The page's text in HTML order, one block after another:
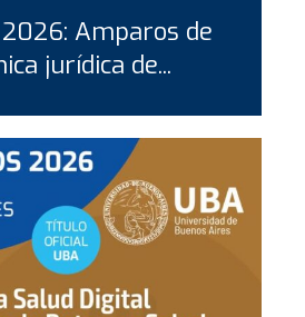
Amparos de
jurídica de...